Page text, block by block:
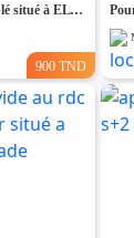
appartement S+1 meublé situé à EL Manar 1
900 TND